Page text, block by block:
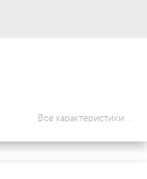
Все характеристики...